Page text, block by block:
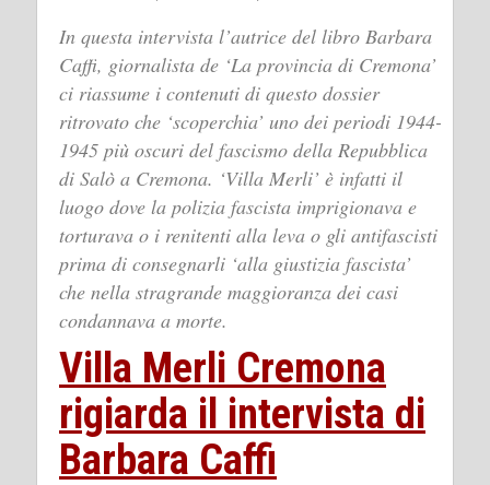
In questa intervista l’autrice del libro Barbara
Caffi, giornalista de ‘La provincia di Cremona’
ci riassume i contenuti di questo dossier
ritrovato che ‘scoperchia’ uno dei periodi 1944-
1945 più oscuri del fascismo della Repubblica
di Salò a Cremona. ‘Villa Merli’ è infatti il
luogo dove la polizia fascista imprigionava e
torturava o i renitenti alla leva o gli antifascisti
prima di consegnarli ‘alla giustizia fascista’
che nella stragrande maggioranza dei casi
condannava a morte.
Villa Merli Cremona
rigiarda il intervista di
Barbara Caffi